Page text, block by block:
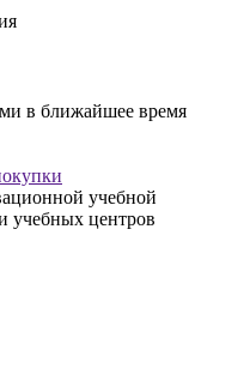
в ближайшее время
учебной
учебных центров